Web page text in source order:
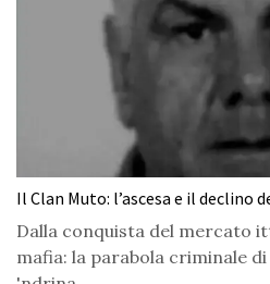
Il Clan Muto: l’ascesa e il declino
Dalla conquista del mercato
mafia: la parabola criminale